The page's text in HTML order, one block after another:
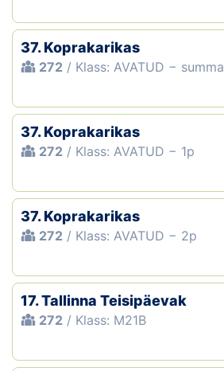
37. Koprakarikas
272 / Klass: AVATUD − summa
37. Koprakarikas
272 / Klass: AVATUD − 1p
37. Koprakarikas
272 / Klass: AVATUD − 2p
17. Tallinna Teisipäevak
272 / Klass: M21B